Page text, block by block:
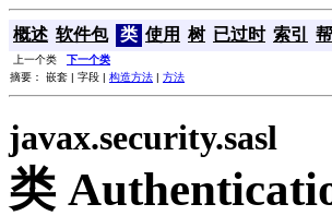
概述 软件包 类 使用 树 已过时 索引
上一个类 下一个类
摘要： 嵌套 | 字段 | 构造方法 | 方法
javax.security.sasl
类